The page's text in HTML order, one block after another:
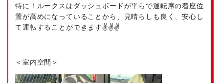
特に！ルークスはダッシュボードが平らで運転席の着座位
置が高めになっていることから、見晴らしも良く、安心し
て運転することができます✌️✌️✌️
＜室内空間＞